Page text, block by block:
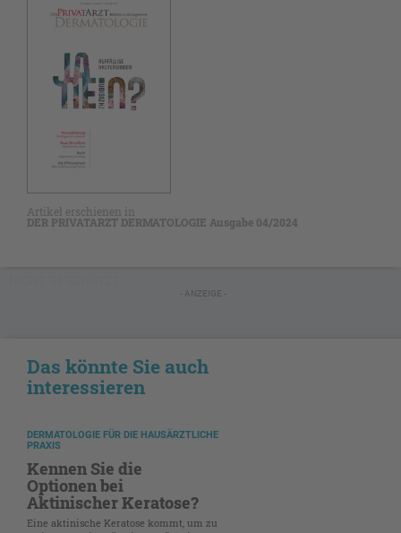
Artikel erschienen in
DER PRIVATARZT DERMATOLOGIE Ausgabe 04/2024
- ANZEIGE -
Das könnte Sie auch
interessieren
DERMATOLOGIE FÜR DIE HAUSÄRZTLICHE
PRAXIS
Kennen Sie die
Optionen bei
Aktinischer Keratose?
Eine aktinische Keratose kommt, um zu